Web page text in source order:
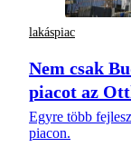
lakáspiac
Nem csak
piacot az
Egyre több
piacon.